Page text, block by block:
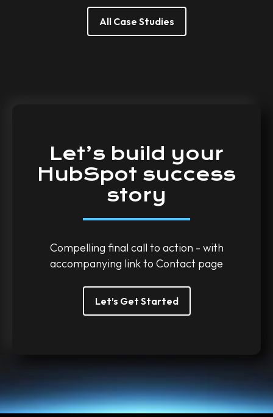
All Case Studies
Let’s build your
HubSpot success
story
Compelling final call to action - with
accompanying link to Contact page
Let’s Get Started